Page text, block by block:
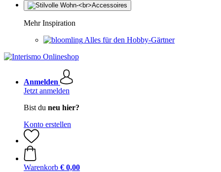
Mehr Inspiration
Alles für den Hobby-Gärtner
Anmelden
Jetzt anmelden
Bist du neu hier?
Konto erstellen
Warenkorb € 0,00